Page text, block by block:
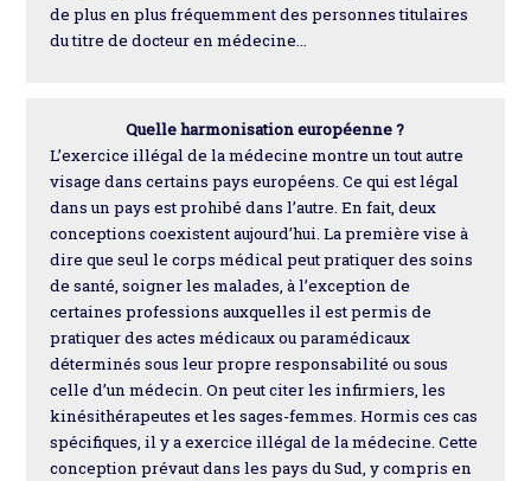
de plus en plus fréquemment des personnes titulaires
du titre de docteur en médecine...
Quelle harmonisation européenne ?
L’exercice illégal de la médecine montre un tout autre
visage dans certains pays européens. Ce qui est légal
dans un pays est prohibé dans l’autre. En fait, deux
conceptions coexistent aujourd’hui. La première vise à
dire que seul le corps médical peut pratiquer des soins
de santé, soigner les malades, à l’exception de
certaines professions auxquelles il est permis de
pratiquer des actes médicaux ou paramédicaux
déterminés sous leur propre responsabilité ou sous
celle d’un médecin. On peut citer les infirmiers, les
kinésithérapeutes et les sages-femmes. Hormis ces cas
spécifiques, il y a exercice illégal de la médecine. Cette
conception prévaut dans les pays du Sud, y compris en